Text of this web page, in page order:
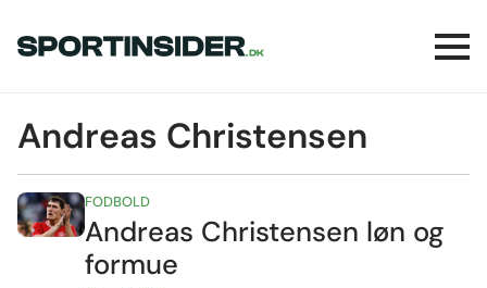
Andreas Christensen
Andreas Christensen løn og
formue
FODBOLD